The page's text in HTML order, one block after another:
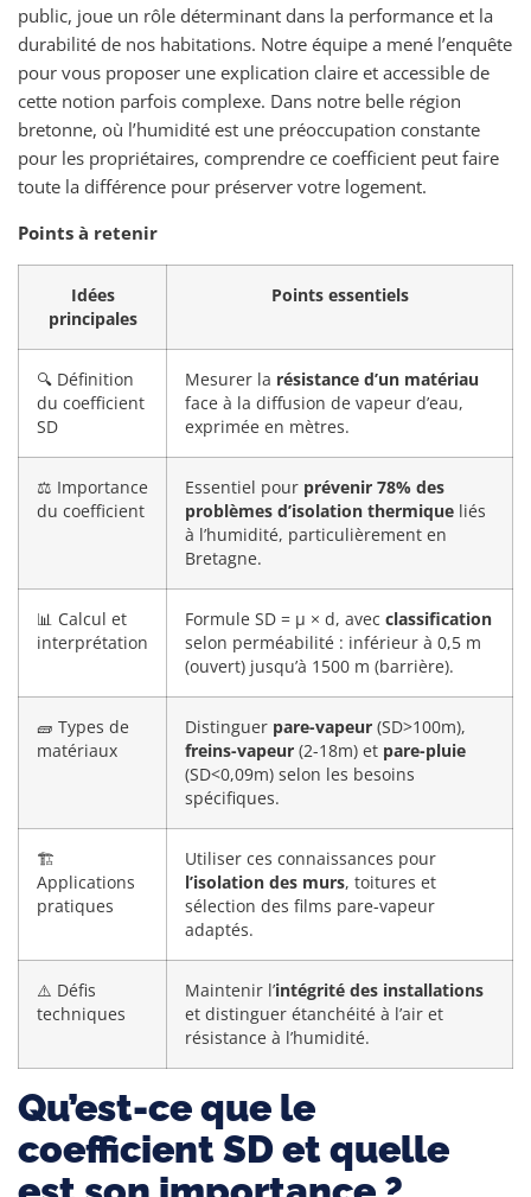
public, joue un rôle déterminant dans la performance et la
durabilité de nos habitations. Notre équipe a mené l’enquête
pour vous proposer une explication claire et accessible de
cette notion parfois complexe. Dans notre belle région
bretonne, où l’humidité est une préoccupation constante
pour les propriétaires, comprendre ce coefficient peut faire
toute la différence pour préserver votre logement.
Points à retenir
Idées
principales
Points essentiels
🔍 Définition
du coefficient
SD
Mesurer la résistance d’un matériau
face à la diffusion de vapeur d’eau,
exprimée en mètres.
⚖️ Importance
du coefficient
Essentiel pour prévenir 78% des
problèmes d’isolation thermique liés
à l’humidité, particulièrement en
Bretagne.
📊 Calcul et
interprétation
Formule SD = μ × d, avec classification
selon perméabilité : inférieur à 0,5 m
(ouvert) jusqu’à 1500 m (barrière).
🧱 Types de
matériaux
Distinguer pare-vapeur (SD>100m),
freins-vapeur (2-18m) et pare-pluie
(SD<0,09m) selon les besoins
spécifiques.
🏗️
Applications
pratiques
Utiliser ces connaissances pour
l’isolation des murs, toitures et
sélection des films pare-vapeur
adaptés.
⚠️ Défis
techniques
Maintenir l’intégrité des installations
et distinguer étanchéité à l’air et
résistance à l’humidité.
Qu’est-ce que le
coefficient SD et quelle